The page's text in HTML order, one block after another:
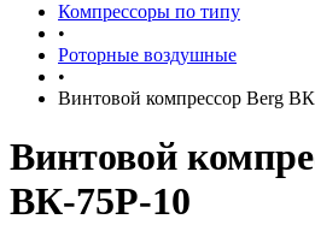
Компрессоры по типу
•
Роторные воздушные
•
Винтовой компрессор Berg
Винтовой
ВК-75Р-10